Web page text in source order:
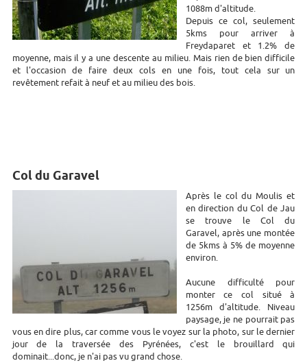
1088m d'altitude.
Depuis ce col, seulement
5kms pour arriver à
Freydaparet et 1.2% de
moyenne, mais il y a une descente au milieu. Mais rien de bien difficile
et l'occasion de faire deux cols en une fois, tout cela sur un
revêtement refait à neuf et au milieu des bois.
Col du Garavel
Après le col du Moulis et
en direction du Col de Jau
se trouve le Col du
Garavel, après une montée
de 5kms à 5% de moyenne
environ.
Aucune difficulté pour
monter ce col situé à
1256m d'altitude. Niveau
paysage, je ne pourrait pas
vous en dire plus, car comme vous le voyez sur la photo, sur le dernier
jour de la traversée des Pyrénées, c'est le brouillard qui
dominait...donc, je n'ai pas vu grand chose.